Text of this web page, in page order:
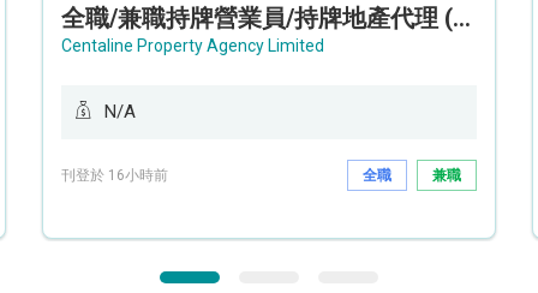
全職/兼職持牌營業員/持牌地產代理 (長沙灣/將軍澳/油塘)
Centaline Property Agency Limited
N/A
刊登於 16小時前 全職 兼職